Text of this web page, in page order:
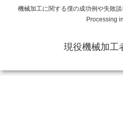
機械加工に関する僕の成功例や失敗
Processing
現役機械加工